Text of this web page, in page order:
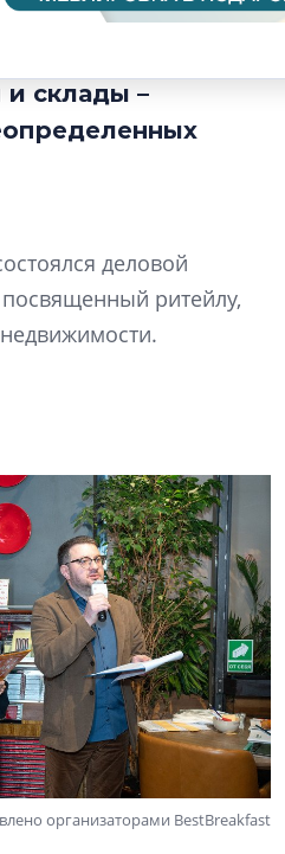
и склады –
деловой
ритейлу,
организаторами BestBreakfast